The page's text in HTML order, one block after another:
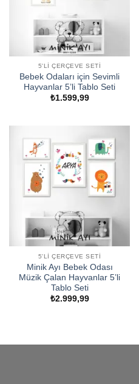
5'LI ÇERÇEVE SETI
Bebek Odaları için Sevimli
Hayvanlar 5’li Tablo Seti
₺1.599,99
5'LI ÇERÇEVE SETI
Minik Ayı Bebek Odası
Müzik Çalan Hayvanlar 5’li
Tablo Seti
₺2.999,99